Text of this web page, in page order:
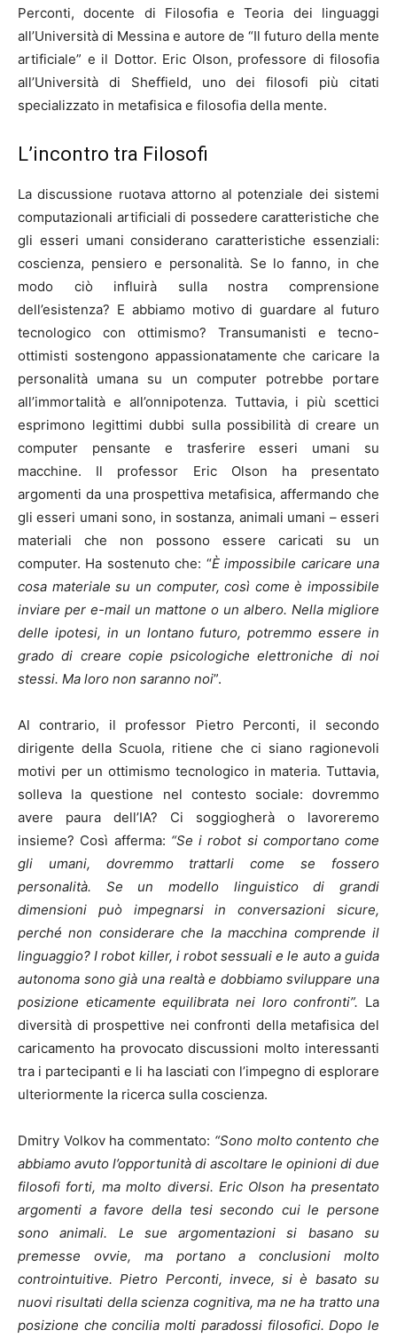
Perconti, docente di Filosofia e Teoria dei linguaggi
all’Università di Messina e autore de “Il futuro della mente
artificiale” e il Dottor. Eric Olson, professore di filosofia
all’Università di Sheffield, uno dei filosofi più citati
specializzato in metafisica e filosofia della mente.
L’incontro tra Filosofi
La discussione ruotava attorno al potenziale dei sistemi
computazionali artificiali di possedere caratteristiche che
gli esseri umani considerano caratteristiche essenziali:
coscienza, pensiero e personalità. Se lo fanno, in che
modo ciò influirà sulla nostra comprensione
dell’esistenza? E abbiamo motivo di guardare al futuro
tecnologico con ottimismo? Transumanisti e tecno-
ottimisti sostengono appassionatamente che caricare la
personalità umana su un computer potrebbe portare
all’immortalità e all’onnipotenza. Tuttavia, i più scettici
esprimono legittimi dubbi sulla possibilità di creare un
computer pensante e trasferire esseri umani su
macchine. Il professor Eric Olson ha presentato
argomenti da una prospettiva metafisica, affermando che
gli esseri umani sono, in sostanza, animali umani – esseri
materiali che non possono essere caricati su un
computer. Ha sostenuto che: “È impossibile caricare una
cosa materiale su un computer, così come è impossibile
inviare per e-mail un mattone o un albero. Nella migliore
delle ipotesi, in un lontano futuro, potremmo essere in
grado di creare copie psicologiche elettroniche di noi
stessi. Ma loro non saranno noi”.
Al contrario, il professor Pietro Perconti, il secondo
dirigente della Scuola, ritiene che ci siano ragionevoli
motivi per un ottimismo tecnologico in materia. Tuttavia,
solleva la questione nel contesto sociale: dovremmo
avere paura dell’IA? Ci soggiogherà o lavoreremo
insieme? Così afferma: “Se i robot si comportano come
gli umani, dovremmo trattarli come se fossero
personalità. Se un modello linguistico di grandi
dimensioni può impegnarsi in conversazioni sicure,
perché non considerare che la macchina comprende il
linguaggio? I robot killer, i robot sessuali e le auto a guida
autonoma sono già una realtà e dobbiamo sviluppare una
posizione eticamente equilibrata nei loro confronti”. La
diversità di prospettive nei confronti della metafisica del
caricamento ha provocato discussioni molto interessanti
tra i partecipanti e li ha lasciati con l’impegno di esplorare
ulteriormente la ricerca sulla coscienza.
Dmitry Volkov ha commentato: “Sono molto contento che
abbiamo avuto l’opportunità di ascoltare le opinioni di due
filosofi forti, ma molto diversi. Eric Olson ha presentato
argomenti a favore della tesi secondo cui le persone
sono animali. Le sue argomentazioni si basano su
premesse ovvie, ma portano a conclusioni molto
controintuitive. Pietro Perconti, invece, si è basato su
nuovi risultati della scienza cognitiva, ma ne ha tratto una
posizione che concilia molti paradossi filosofici. Dopo le